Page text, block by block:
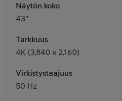
Näytön koko
43"
Tarkkuus
4K (3,840 x 2,160)
Virkistystaajuus
50 Hz